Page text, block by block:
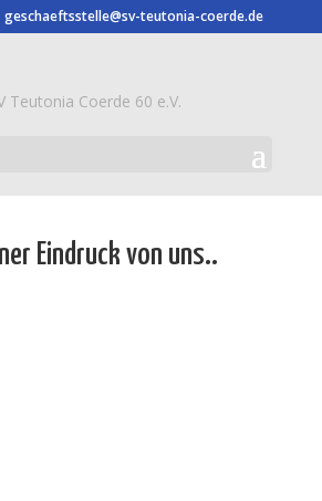
geschaeftsstelle@sv-teutonia-coerde.de
Eindruck von uns..